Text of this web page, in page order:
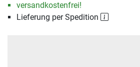
versandkostenfrei!
Lieferung per Spedition